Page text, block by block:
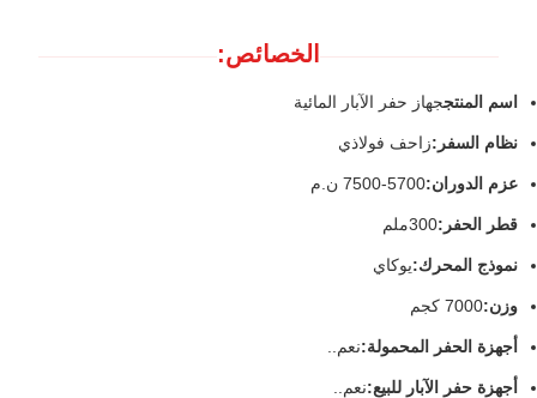
الخصائص:
اسم المنتججهاز حفر الآبار المائية
نظام السفر: زاحف فولاذي
عزم الدوران:5700-7500 ن.م
قطر الحفر: 300ملم
نموذج المحرك:يوكاي
وزن:7000 كجم
أجهزة الحفر المحمولة:نعم..
أجهزة حفر الآبار للبيع:نعم..